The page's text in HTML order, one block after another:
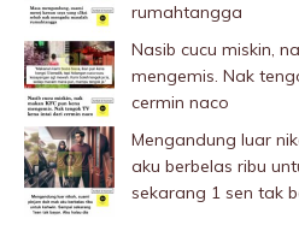
rumahtangga
Nasib cucu miskin,
mengemis. Nak
cermin naco
Mengandung luar
aku berbelas ribu
sekarang 1 sen tak